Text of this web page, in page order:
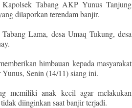
Tabang AKP Yunus Tanjung
dilaporkan terendam banjir.
Lama, desa Umaq Tukung, desa
himbauan kepada masyarakat
Senin (14/11) siang ini.
memiliki anak kecil agar melakukan
diinginkan saat banjir terjadi.